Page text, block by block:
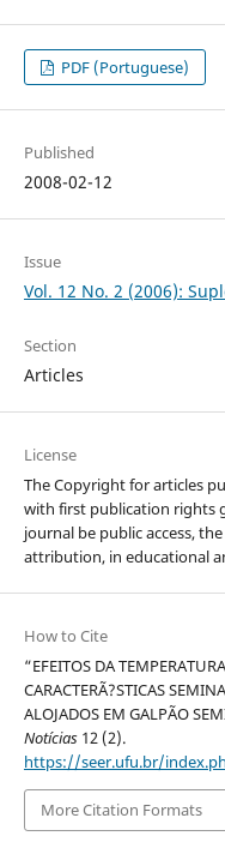
PDF (Portuguese)
Published
2008-02-12
Issue
Vol. 12 No. 2 (2006):
Section
Articles
License
The Copyright for articles
with first publication rights
journal be public access,
attribution, in educational
How to Cite
“EFEITOS DA
CARACTERÃ?STICAS
ALOJADOS EM GALPÃO
Notícias12 (2).
https://seer.ufu.br/
More Citation Formats